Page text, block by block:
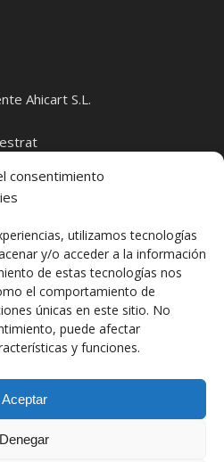
consentimiento
utilizamos tecnologías
y/o acceder a la información
de estas tecnologías nos
el comportamiento de
únicas en este sitio. No
puede afectar
y funciones.
Aceptar
Denegar
Ahicart S.L.